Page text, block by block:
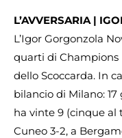
L’AVVERSARIA |
L’Igor Gorgonzola
quarti di Champions
dello Scoccarda. In
bilancio di Milano:
ha vinte 9 (cinque al
Cuneo 3-2, a